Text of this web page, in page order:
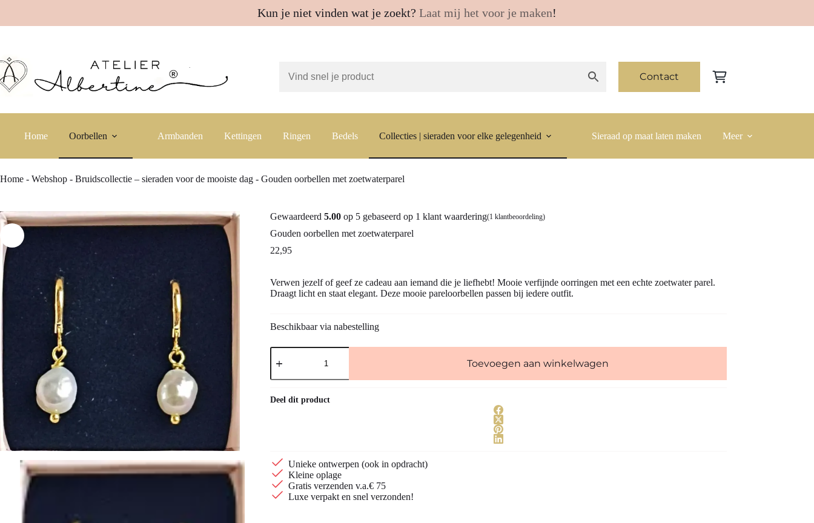
Kun je niet vinden wat je zoekt? Laat mij het voor je maken!
naar
de
inhoud
Contact Winkelwagen
Home Oorbellen Armbanden Kettingen Ringen Bedels Collecties | sieraden voor elke gelegenheid Sieraad op maat laten maken Meer
Home - Webshop - Bruidscollectie – sieraden voor de mooiste dag - Gouden oorbellen met zoetwaterparel
Gewaardeerd5.00 op 5 gebaseerd op 1 klant waardering(1 klantbeoordeling)
Gouden oorbellen met zoetwaterparel
22,95
Verwen jezelf of geef ze cadeau aan iemand die je liefhebt! Mooie verfijnde oorringen met een echte zoetwater parel.
Draagt licht en staat elegant. Deze mooie pareloorbellen passen bij iedere outfit.
Beschikbaar via nabestelling
Gouden
oorbellen
zoetwaterparel
Toevoegen aan winkelwagen
Deel dit product
Unieke ontwerpen (ook in opdracht)
Kleine oplage
Gratis verzenden v.a.€ 75
Luxe verpakt en snel verzonden!